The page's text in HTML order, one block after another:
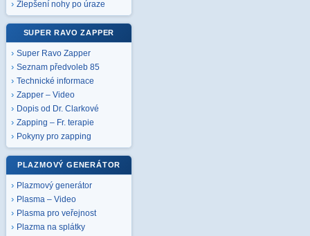
Zlepšení nohy po úraze
SUPER RAVO ZAPPER
Super Ravo Zapper
Seznam předvoleb 85
Technické informace
Zapper – Video
Dopis od Dr. Clarkové
Zapping – Fr. terapie
Pokyny pro zapping
PLAZMOVÝ GENERÁTOR
Plazmový generátor
Plasma – Video
Plasma pro veřejnost
Plazma na splátky